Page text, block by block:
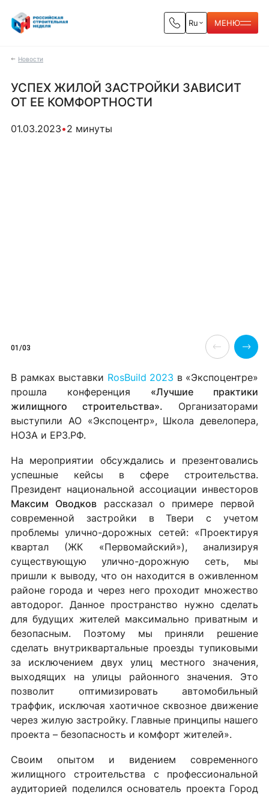
Ru МЕНЮ
Новости
УСПЕХ ЖИЛОЙ ЗАСТРОЙКИ ЗАВИСИТ
ОТ ЕЕ КОМФОРТНОСТИ
01.03.2023•2 минуты
01/03
В рамках выставки RosBuild 2023 в «Экспоцентре»
прошла конференция «Лучшие практики
жилищного строительства». Организаторами
выступили АО «Экспоцентр», Школа девелопера,
НОЗА и ЕРЗ.РФ.
На мероприятии обсуждались и презентовались
успешные кейсы в сфере строительства.
Президент национальной ассоциации инвесторов
Максим
Оводков рассказал о примере первой
современной застройки в Твери с учетом
проблемы улично-дорожных сетей: «Проектируя
квартал (ЖК «Первомайский»), анализируя
существующую улично-дорожную сеть, мы
пришли к выводу, что он находится в оживленном
районе города и через него проходит множество
автодорог. Данное пространство нужно сделать
для будущих жителей максимально приватным и
безопасным. Поэтому мы приняли решение
сделать внутриквартальные проезды тупиковыми
за исключением двух улиц местного значения,
выходящих на улицы районного значения. Это
позволит оптимизировать автомобильный
траффик, исключая хаотичное сквозное движение
через жилую застройку. Главные принципы нашего
проекта – безопасность и комфорт жителей».
Своим опытом и видением современного
жилищного строительства с профессиональной
аудиторией поделился основатель проекта Город